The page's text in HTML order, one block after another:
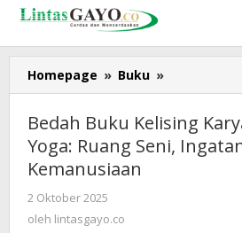
Lewati
konten
Homepage » Buku »
Buku
Karya
Dr.
Bedah Buku Kelising
Yoga: Ruang Seni,
Kemanusiaan
2 Oktober 2025
lintasgayo.co
oleh lintasgayo.co